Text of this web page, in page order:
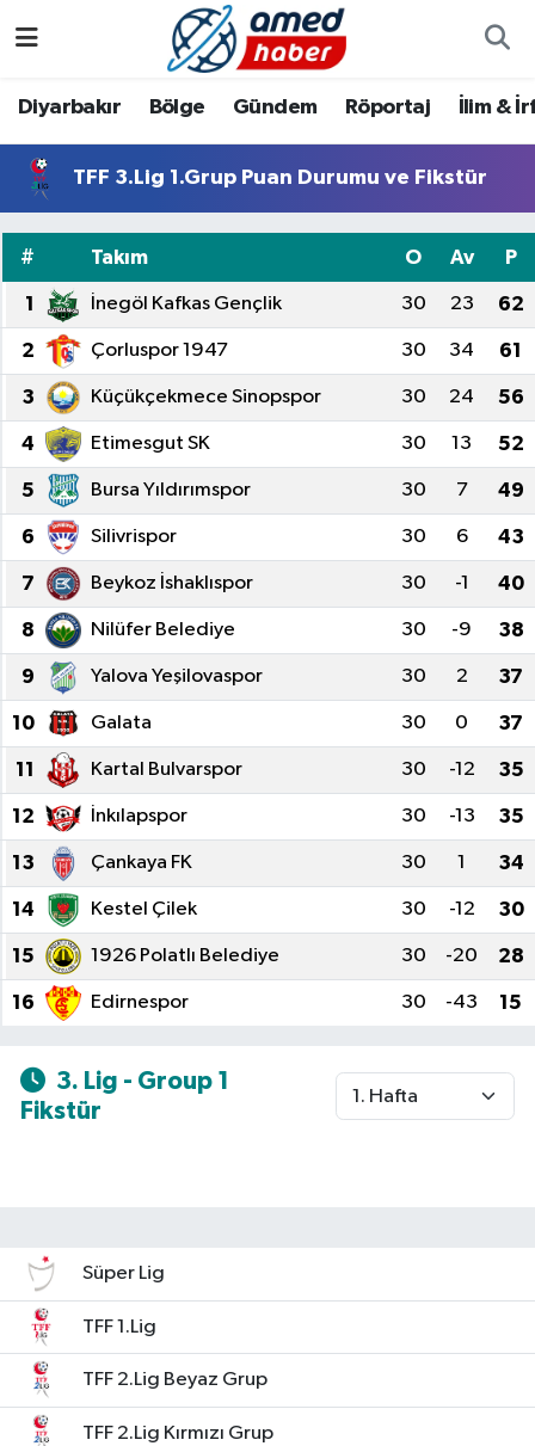
Diyarbakır Bölge Gündem Röportaj İlim &
TFF 3.Lig 1.Grup Puan Durumu ve Fikstür
# Takım O Av P
1 İnegöl Kafkas Gençlik 30 23 62
2 Çorluspor 1947 30 34 61
3 Küçükçekmece Sinopspor 30 24 56
4 Etimesgut SK 30 13 52
5 Bursa Yıldırımspor 30 7 49
6 Silivrispor 30 6 43
7 Beykoz İshaklıspor 30 -1 40
8 Nilüfer Belediye 30 -9 38
9 Yalova Yeşilovaspor 30 2 37
10 Galata 30 0 37
11 Kartal Bulvarspor 30 -12 35
12 İnkılapspor 30 -13 35
13 Çankaya FK 30 1 34
14 Kestel Çilek 30 -12 30
15 1926 Polatlı Belediye 30 -20 28
16 Edirnespor 30 -43 15
3. Lig - Group 1
Fikstür
Süper Lig
TFF 1.Lig
TFF 2.Lig Beyaz Grup
TFF 2.Lig Kırmızı Grup
Bölge
Röportaj
Yazarlar
Aile
Asayiş
Bölge
Dünya
Eğitim
Ekonomi
Genel
Güncel
Gündem
İlim & İrfan
Kültür & Sanat
KURDÎ
Sağlık
Sağlık & Yaşam
Spor
Diyarbakır Hava Durumu
Diyarbakır Namaz Vakitleri
Süper Lig Puan Durumu ve Fikstür
Tüm Manşetler
Son Dakika Haberleri
Haber Arşivi